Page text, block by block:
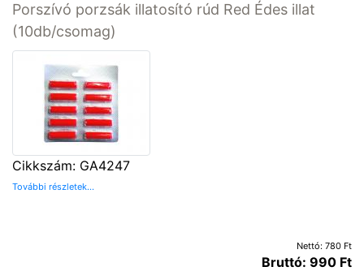
Porszívó porzsák illatosító rúd Red Édes illat
(10db/csomag)
Cikkszám: GA4247
További részletek...
Nettó: 780 Ft
Bruttó: 990 Ft